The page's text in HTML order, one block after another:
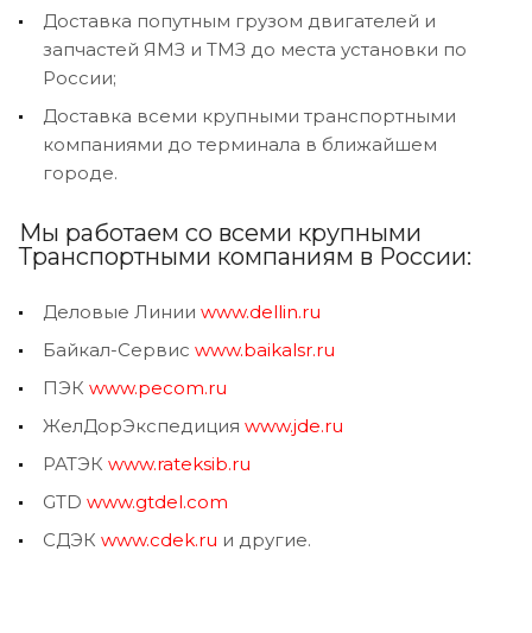
Доставка попутным грузом двигателей и
запчастей ЯМЗ и ТМЗ до места установки по
России;
Доставка всеми крупными транспортными
компаниями до терминала в ближайшем
городе.
Мы работаем со всеми крупными
Транспортными компаниям в России:
Деловые Линии www.dellin.ru
Байкал-Сервис www.baikalsr.ru
ПЭК www.pecom.ru
ЖелДорЭкспедиция www.jde.ru
РАТЭК www.rateksib.ru
GTD www.gtdel.com
СДЭК www.cdek.ru и другие.